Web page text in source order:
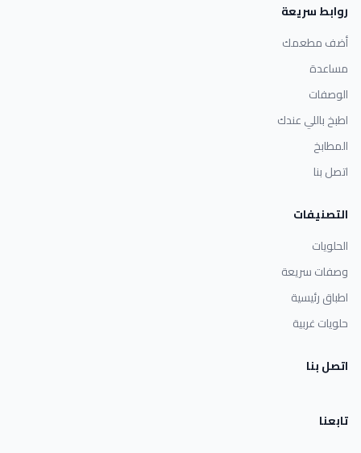
روابط سريعة
أضف مطعمك
مساعدة
الوصفات
اطبخ باللي عندك
المطابخ
اتصل بنا
التصنيفات
الحلويات
وصفات سريعة
اطباق رئيسية
حلويات غربية
اتصل بنا
تابعنا